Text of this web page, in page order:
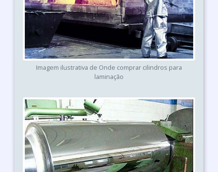
Imagem ilustrativa de Onde comprar cilindros para
laminação